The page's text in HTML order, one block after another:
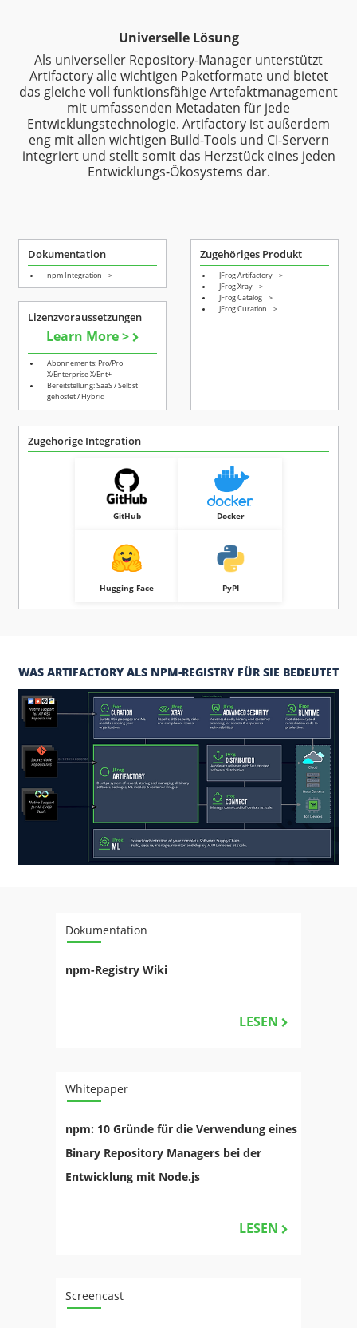
Universelle Lösung
Als universeller Repository-Manager unterstützt
Artifactory alle wichtigen Paketformate und bietet
das gleiche voll funktionsfähige Artefaktmanagement
mit umfassenden Metadaten für jede
Entwicklungstechnologie. Artifactory ist außerdem
eng mit allen wichtigen Build-Tools und CI-Servern
integriert und stellt somit das Herzstück eines jeden
Entwicklungs-Ökosystems dar.
Dokumentation
npm Integration >
Lizenzvoraussetzungen
Learn More >
Abonnements: Pro/Pro
X/Enterprise X/Ent+
Bereitstellung: SaaS / Selbst
gehostet / Hybrid
Zugehöriges Produkt
JFrog Artifactory
>
JFrog Xray
>
JFrog Catalog
>
JFrog Curation
>
Zugehörige Integration
GitHub Docker
Hugging Face PyPI
WAS ARTIFACTORY ALS NPM-REGISTRY FÜR SIE BEDEUTET
Dokumentation
npm-Registry Wiki
LESEN
Whitepaper
npm: 10 Gründe für die Verwendung eines
Binary Repository Managers bei der
Entwicklung mit Node.js
LESEN
Screencast